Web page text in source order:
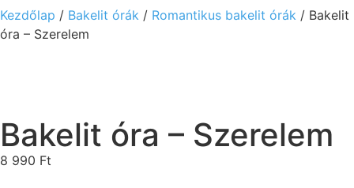
Kezdőlap / Bakelit órák / Romantikus bakelit órák / Bakelit
óra – Szerelem
Bakelit óra – Szerelem
8 990 Ft